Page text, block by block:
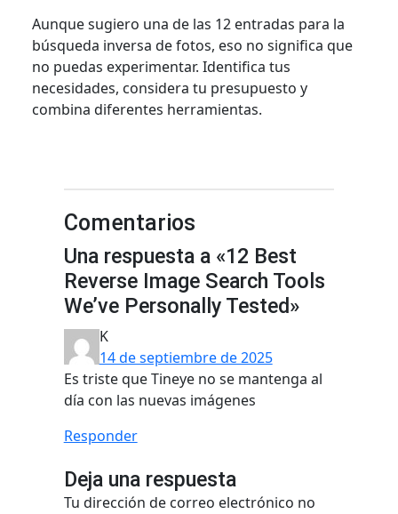
Aunque sugiero una de las 12 entradas para la
búsqueda inversa de fotos, eso no significa que
no puedas experimentar. Identifica tus
necesidades, considera tu presupuesto y
combina diferentes herramientas.
Comentarios
Una respuesta a «12 Best
Reverse Image Search Tools
We’ve Personally Tested»
K
14 de septiembre de 2025
Es triste que Tineye no se mantenga al
día con las nuevas imágenes
Responder
Deja una respuesta
Tu dirección de correo electrónico no